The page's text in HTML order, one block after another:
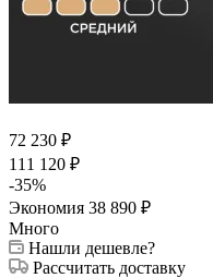
72 230 ₽
111 120 ₽
-35%
Экономия 38 890 ₽
Много
Нашли дешевле?
Рассчитать доставку